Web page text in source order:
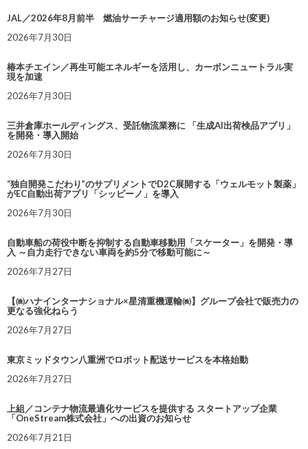
JAL／2026年8月前半 燃油サーチャージ適用額のお知らせ(変更)
2026年7月30日
椿本チエイン／再生可能エネルギーを活用し、カーボンニュートラル実
現を加速
2026年7月30日
三井倉庫ホールディングス、受託物流業務に 「生成AI出荷検品アプリ」
を開発・導入開始
2026年7月30日
“独自開発こだわり”のサプリメントでD2C展開する「ウェルモット製薬」
がEC自動出荷アプリ「シッピーノ」を導入
2026年7月30日
自動車船の荷役中断を抑制する自動車移動用「スケーター」を開発・導
入 ～自力走行できない車両を約5分で移動可能に～
2026年7月27日
【㈱ハナインターナショナル×星清重機運輸㈱】グループ会社で販売力の
更なる強化ねらう
2026年7月27日
東京ミッドタウン八重洲でロボット配送サービスを本格始動
2026年7月27日
上組／コンテナ物流最適化サービスを提供する スタートアップ企業
「OneStream株式会社」への出資のお知らせ
2026年7月21日